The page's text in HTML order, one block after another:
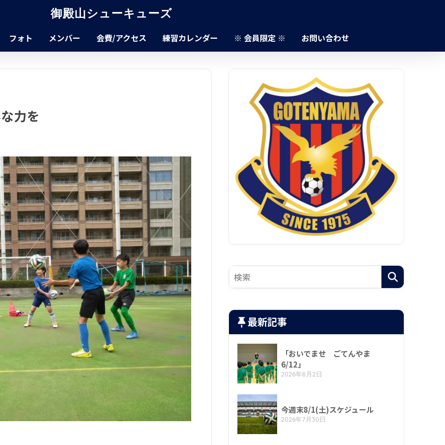
御殿山シューキューズ
フォト メンバー 会費/アクセス 練習カレンダー ※ 会員限定 ※ お問い合わせ
力を
最新記事
「おいでませ ごてんやま
6/12」
2026年8月2日
今週末8/1(土)スケジュール
2026年7月30日